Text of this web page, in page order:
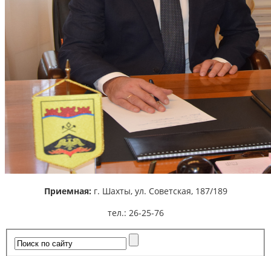
Приемная: г. Шахты, ул. Советская, 187/189
тел.: 26-25-76